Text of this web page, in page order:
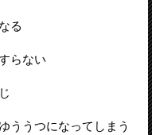
る
らない
うつになってしまう